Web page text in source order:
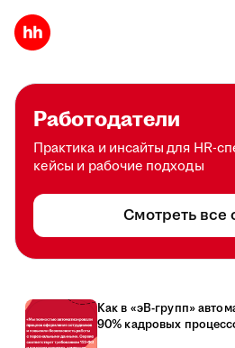
Работодатели
Практика и инсайты для HR-
кейсы и рабочие подходы
Смотреть все
Как в «эВ-групп»
90% кадровых